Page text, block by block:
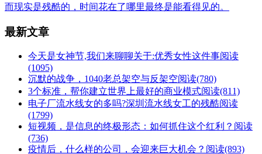
而现实是残酷的，时间花在了哪里最终是能看得见的。
最新文章
今天是女神节,我们来聊聊关于:优秀女性这件事阅读
(1095)
沉默的战争，1040老总架空与反架空阅读(780)
3个标准，帮你建立世界上最好的商业模式阅读(811)
电子厂流水线女的多吗?深圳流水线女工的残酷阅读
(1799)
短视频，是信息的终极形态：如何抓住这个红利？ 阅读
(736)
疫情后，什么样的公司，会迎来巨大机会？ 阅读(893)